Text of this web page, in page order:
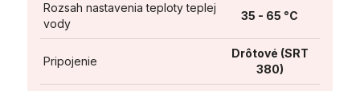
Rozsah nastavenia teploty teplej
vody
35 - 65 °C
Pripojenie
Drôtové (SRT
380)